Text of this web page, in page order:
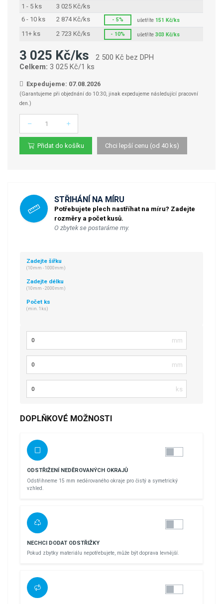
1 - 5 ks
3 025 Kč/ks
6 - 10 ks
2 874 Kč/ks - 5% ušetříte 151 Kč/ks
11+ ks 2 723 Kč/ks - 10% ušetříte303 Kč/ks
3 025 Kč/ks
2 500 Kč bez DPH
Celkem: 3 025 Kč/1 ks
Expedujeme: 07.08.2026
(Garantujeme při objednání do 10:30, jinak expedujeme následující pracovní
den.)
Přidat do košíku Chci lepší cenu (od 40 ks)
STŘIHÁNÍ NA MÍRU
Potřebujete plech nastříhat na míru? Zadejte
rozměry a počet kusů.
O zbytek se postaráme my.
Zadejte šířku
(10mm - 1000mm)
Zadejte délku
(10mm - 2000mm)
Počet ks
(min. 1ks)
Počet kusů
DOPLŇKOVÉ MOŽNOSTI
ODSTŘIŽENÍ NEDĚROVANÝCH OKRAJŮ
Odstřihneme 15 mm neděrovaného okraje pro čistý a symetrický
vzhled.
NECHCI DODAT ODSTŘIŽKY
Pokud zbytky materiálu nepotřebujete, může být doprava levnější.